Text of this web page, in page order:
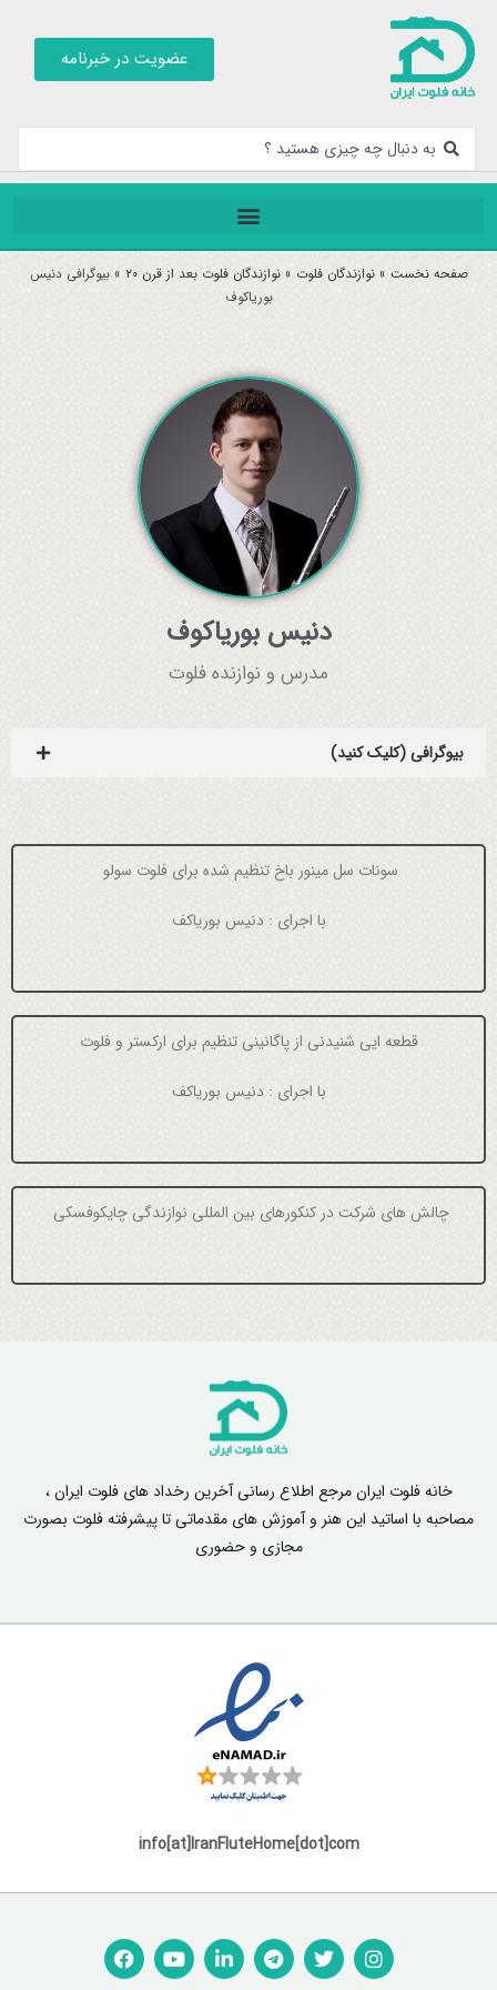
عضویت در خبرنامه
صفحه نخست »نوازندگان فلوت »نوازندگان فلوت بعد از قرن ۲۰ »بیوگرافی دنیس
بوریاکوف
دنیس بوریاکوف
مدرس و نوازنده فلوت
بیوگرافی (کلیک کنید)
سونات سل مینور باخ تنظیم شده برای فلوت سولو
با اجرای : دنیس بوریاکف
قطعه ایی شنیدنی از پاگانینی تنظیم برای ارکستر و فلوت
با اجرای : دنیس بوریاکف
چالش های شرکت در کنکورهای بین المللی نوازندگی چایکوفسکی
خانه فلوت ایران مرجع اطلاع رسانی آخرین رخداد های فلوت ایران ،
مصاحبه با اساتید این هنر و آموزش های مقدماتی تا پیشرفته فلوت بصورت
مجازی و حضوری
info[at]IranFluteHome[dot]com